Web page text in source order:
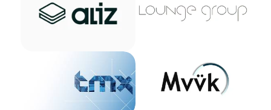
Alíz Tech Kft.
Lounge Communication
Kft.
TMX Mobile Solution
Szerviz Kft.
MVÜK kft.